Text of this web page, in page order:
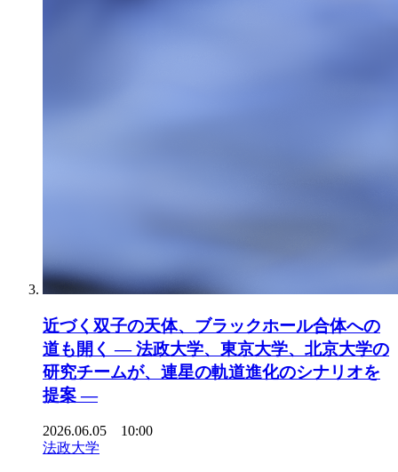
近づく双子の天体、ブラックホール合体への
道も開く ― 法政大学、東京大学、北京大学の
研究チームが、連星の軌道進化のシナリオを
提案 ―
2026.06.05 10:00
法政大学